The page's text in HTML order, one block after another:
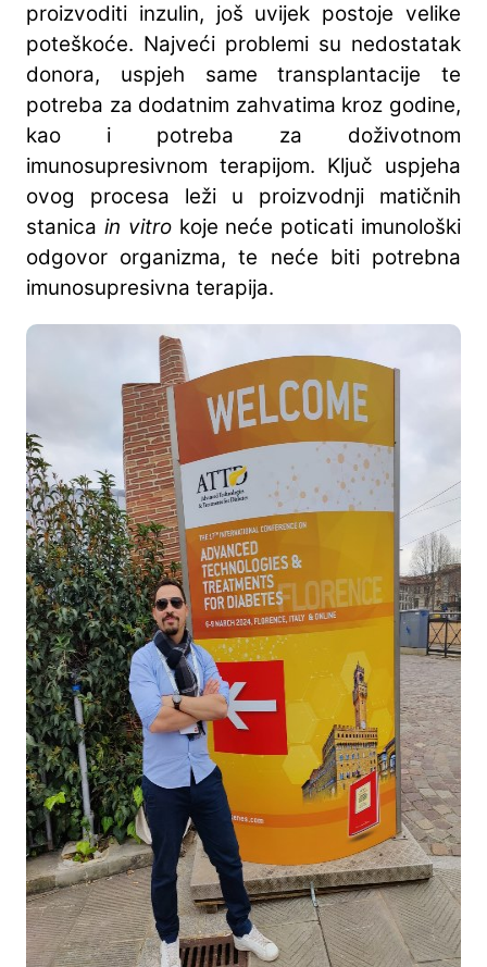
proizvoditi inzulin, još uvijek postoje velike
poteškoće. Najveći problemi su nedostatak
donora, uspjeh same transplantacije te
potreba za dodatnim zahvatima kroz godine,
kao i potreba za doživotnom
imunosupresivnom terapijom. Ključ uspjeha
ovog procesa leži u proizvodnji matičnih
stanica in vitrokoje neće poticati imunološki
odgovor organizma, te neće biti potrebna
imunosupresivna terapija.